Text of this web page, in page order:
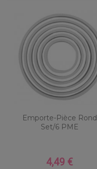
Emporte-Pièce Rond
Set/6 PME
Prix
4,49 €